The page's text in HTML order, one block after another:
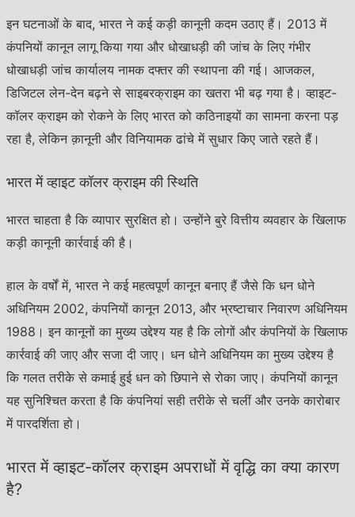
इन घटनाओं के बाद, भारत ने कई कड़ी कानूनी कदम उठाए हैं। 2013 में
कंपनियों कानून लागू किया गया और धोखाधड़ी की जांच के लिए गंभीर
धोखाधड़ी जांच कार्यालय नामक दफ्तर की स्थापना की गई। आजकल,
डिजिटल लेन-देन बढ़ने से साइबरक्राइम का खतरा भी बढ़ गया है। व्हाइट-
कॉलर क्राइम को रोकने के लिए भारत को कठिनाइयों का सामना करना पड़
रहा है, लेकिन क़ानूनी और विनियामक ढांचे में सुधार किए जाते रहते हैं।
भारत में व्हाइट कॉलर क्राइम की स्थिति
भारत चाहता है कि व्यापार सुरक्षित हो। उन्होंने बुरे वित्तीय व्यवहार के खिलाफ
कड़ी कानूनी कार्रवाई की है।
हाल के वर्षों में, भारत ने कई महत्वपूर्ण कानून बनाए हैं जैसे कि धन धोने
अधिनियम 2002, कंपनियों कानून 2013, और भ्रष्टाचार निवारण अधिनियम
1988। इन कानूनों का मुख्य उद्देश्य यह है कि लोगों और कंपनियों के खिलाफ
कार्रवाई की जाए और सजा दी जाए। धन धोने अधिनियम का मुख्य उद्देश्य है
कि गलत तरीके से कमाई हुई धन को छिपाने से रोका जाए। कंपनियों कानून
यह सुनिश्चित करता है कि कंपनियां सही तरीके से चलीं और उनके कारोबार
में पारदर्शिता हो।
भारत में व्हाइट-कॉलर क्राइम अपराधों में वृद्धि का क्या कारण
है?